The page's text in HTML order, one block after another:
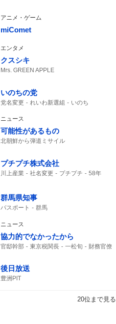
アニメ・ゲーム
miComet
エンタメ
クスシキ
Mrs. GREEN APPLE
いのちの党
党名変更 れいわ新選組 いのち
ニュース
可能性があるもの
北朝鮮から弾道ミサイル
弾道ミサイル
防衛省
プチプチ株式会社
川上産業 社名変更 プチプチ 58年
群馬県知事
パスポート 群馬
ニュース
協力的でなかったから
官邸幹部 東京税関長 一松旬
財務官僚
後日放送
豊洲PIT
20位まで見る